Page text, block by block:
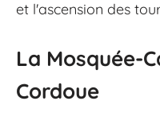
et l'ascension des
La Mosquée-
Cordoue